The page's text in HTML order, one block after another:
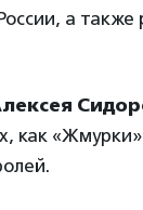
а также
как